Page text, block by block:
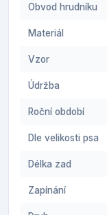
Obvod hrudníku
Materiál
Vzor
Údržba
Roční období
Dle velikosti psa
Délka zad
Zapínání